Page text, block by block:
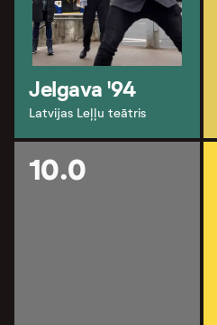
Jelgava '94
Latvijas Leļļu teātris
10.0